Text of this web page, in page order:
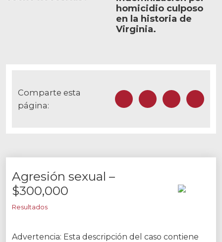
homicidio culposo
en la historia de
Virginia.
Comparte esta
página:
FacebookGorjeoLinkedInCorreo
Agresión sexual –
$300,000
Resultados
Advertencia: Esta descripción del caso contiene